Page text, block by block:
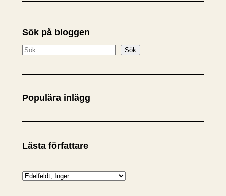
Sök på bloggen
S
k
Sök
Populära inlägg
Lästa författare
K